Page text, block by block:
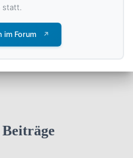
statt.
im Forum ↗